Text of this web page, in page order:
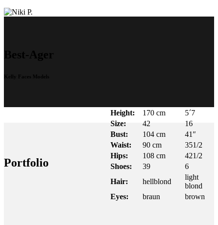
Best-Ager
Kelly Faces Models
Height: 170 cm
5´7
Size:
42
16
Bust:
104 cm
41″
Waist:
90 cm
351/2
Hips:
108 cm
421/2
Shoes:
39
6
Hair:
hellblond
light
blond
Eyes:
braun brown
Portfolio